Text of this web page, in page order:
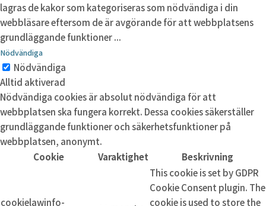
lagras de kakor som kategoriseras som nödvändiga i din
webbläsare eftersom de är avgörande för att webbplatsens
grundläggande funktioner...
Nödvändiga
Nödvändiga
Alltid aktiverad
Nödvändiga cookies är absolut nödvändiga för att
webbplatsen ska fungera korrekt. Dessa cookies säkerställer
grundläggande funktioner och säkerhetsfunktioner på
webbplatsen, anonymt.
Cookie
Varaktighet Beskrivning
cookielawinfo-
This cookie is set by GDPR
Cookie Consent plugin. The
cookie is used to store the